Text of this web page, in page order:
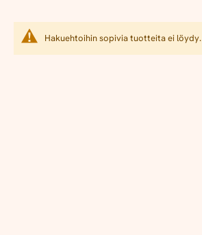
Hakuehtoihin sopivia tuotteita ei löydy.